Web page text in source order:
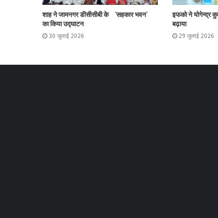
शाह ने जामनगर डीसीसीबी के ‘सहकार भवन’
का किया उद्घाटन
30 जुलाई 2026
इफको ने योगेन्द्र
बढ़ाया
29 जुलाई 2026